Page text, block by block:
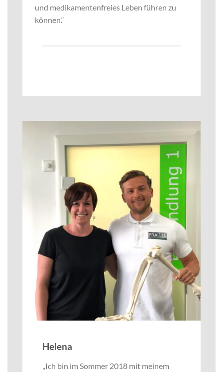
und medikamentenfreies Leben führen zu
können.“
Helena
,,Ich bin im Sommer 2018 mit meinem